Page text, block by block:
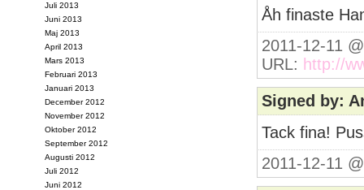
Åh finaste
2011-12-11
URL: http://
Signed by:
Tack fina!
2011-12-11
Juli 2013
Juni 2013
Maj 2013
April 2013
Mars 2013
Februari 2013
Januari 2013
December 2012
November 2012
Oktober 2012
September 2012
Augusti 2012
Juli 2012
Juni 2012